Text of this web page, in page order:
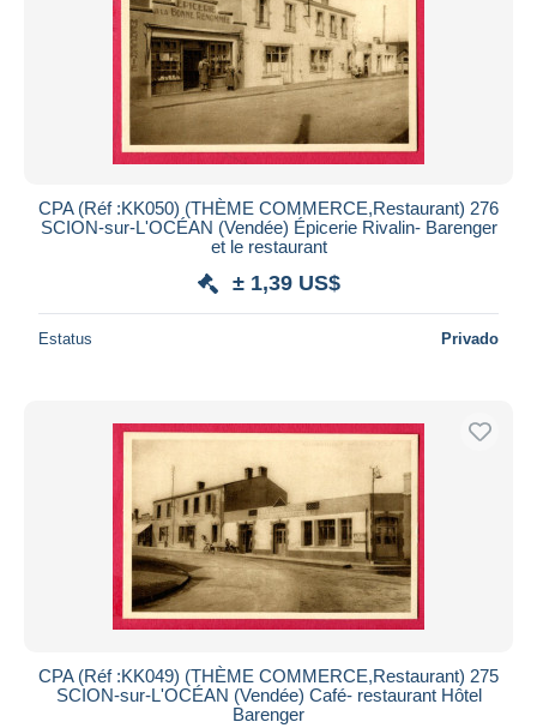
CPA (Réf :KK050) (THÈME COMMERCE,Restaurant) 276
SCION-sur-L'OCÉAN (Vendée) Épicerie Rivalin- Barenger
et le restaurant
± 1,39 US$
Estatus Privado
CPA (Réf :KK049) (THÈME COMMERCE,Restaurant) 275
SCION-sur-L'OCÉAN (Vendée) Café- restaurant Hôtel
Barenger